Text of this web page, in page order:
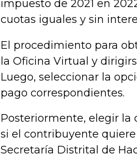
impuesto de 2021 en
cuotas iguales y sin
El procedimiento para
la Oficina Virtual y
Luego, seleccionar la
pago correspondientes.
Posteriormente, elegir la
si el contribuyente
Secretaría Distrital de